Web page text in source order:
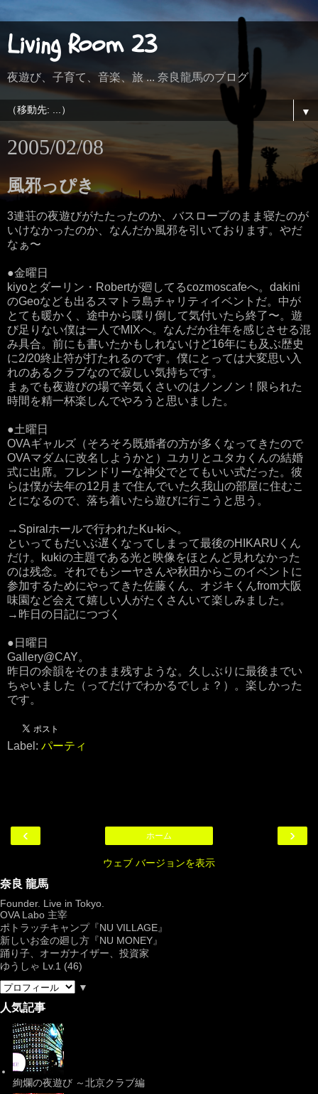
Living Room 23
夜遊び、子育て、音楽、旅 ... 奈良龍馬のブログ
▼
2005/02/08
風邪っぴき
3連荘の夜遊びがたたったのか、バスローブのまま寝たのが
いけなかったのか、なんだか風邪を引いております。やだ
なぁ〜
●金曜日
kiyoとダーリン・Robertが廻してるcozmoscafeへ。dakini
のGeoなども出るスマトラ島チャリティイベントだ。中が
とても暖かく、途中から喋り倒して気付いたら終了〜。遊
び足りない僕は一人でMIXへ。なんだか往年を感じさせる混
み具合。前にも書いたかもしれないけど16年にも及ぶ歴史
に2/20終止符が打たれるのです。僕にとっては大変思い入
れのあるクラブなので寂しい気持ちです。
まぁでも夜遊びの場で辛気くさいのはノンノン！限られた
時間を精一杯楽しんでやろうと思いました。
●土曜日
OVAギャルズ（そろそろ既婚者の方が多くなってきたので
OVAマダムに改名しようかと）ユカリとユタカくんの結婚
式に出席。フレンドリーな神父でとてもいい式だった。彼
らは僕が去年の12月まで住んでいた久我山の部屋に住むこ
とになるので、落ち着いたら遊びに行こうと思う。
→Spiralホールで行われたKu-kiへ。
といってもだいぶ遅くなってしまって最後のHIKARUくん
だけ。kukiの主題である光と映像をほとんど見れなかった
のは残念。それでもシーヤさんや秋田からこのイベントに
参加するためにやってきた佐藤くん、オジキくんfrom大阪
味園など会えて嬉しい人がたくさんいて楽しみました。
→昨日の日記につづく
●日曜日
Gallery@CAY。
昨日の余韻をそのまま残すような。久しぶりに最後までい
ちゃいました（ってだけでわかるでしょ？）。楽しかった
です。
Label: パーティ
‹ ›
ホーム
ウェブ バージョンを表示
奈良 龍馬
Founder. Live in Tokyo.
OVA Labo 主宰
ポトラッチキャンプ『NU VILLAGE』
新しいお金の廻し方『NU MONEY』
踊り子、オーガナイザー、投資家
ゆうしゃ Lv.1 (46)
▼
人気記事
絢爛の夜遊び ～北京クラブ編